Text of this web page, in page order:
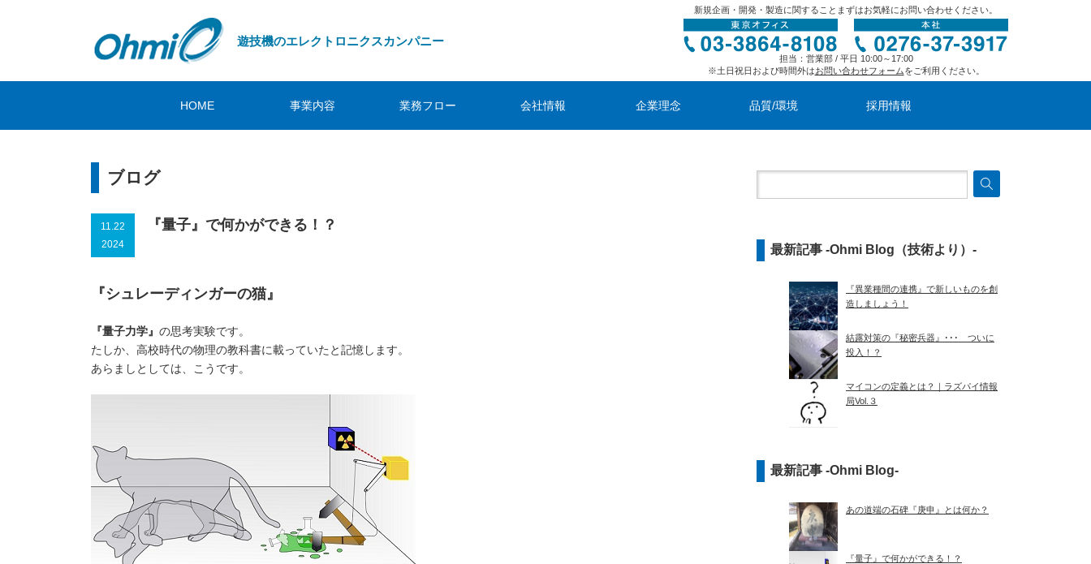
遊技機のエレクトロニクスカンパニー
新規企画・開発・製造に関することまずはお気軽にお問い合わせください。
担当：営業部 / 平日 10:00～17:00
※土日祝日および時間外はお問い合わせフォームをご利用ください。
HOME 事業内容 業務フロー 会社情報 企業理念 品質/環境 採用情報
ブログ
11.22
2024
『量子』で何かができる！？
『シュレーディンガーの猫』
『量子力学』 の思考実験です。
たしか、高校時代の物理の教科書に載っていたと記憶します。
あらましとしては、こうです。
最新記事 -Ohmi Blog（技術より）-
『異業種間の連携』で新しいものを創
造しましょう！
結露対策の『秘密兵器』･･･ ついに
投入！？
マイコンの定義とは？｜ラズパイ情報
局Vol.３
最新記事 -Ohmi Blog-
あの道端の石碑『庚申』とは何か？
『量子』で何かができる！？